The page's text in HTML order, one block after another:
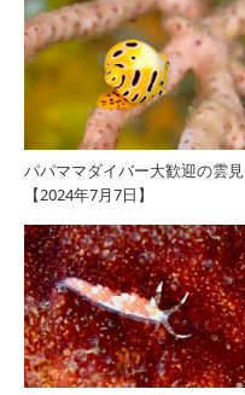
パパママダイバー大歓迎の雲見
【2024年7月7日】